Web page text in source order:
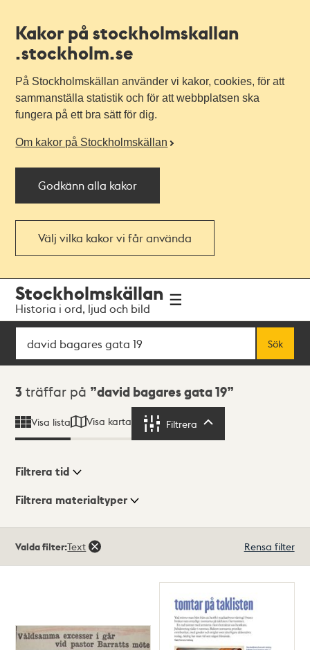
Kakor på stockholmskallan
.stockholm.se
På Stockholmskällan använder vi kakor, cookies, för att
sammanställa statistik och för att webbplatsen ska
fungera på ett bra sätt för dig.
Om kakor på Stockholmskällan
Godkänn alla kakor
Välj vilka kakor vi får använda
navigationen
huvudinnehållet
Stockholmskällan
Historia i ord, ljud och bild
Sök
Sök
Sökresultat
3 träffar på david bagares gata 19
Visa lista Visa karta Filtrera
Visningsläge
Filtrera tid
Filtrera materialtyper
träffar
Valda filter:Text Rensa filter